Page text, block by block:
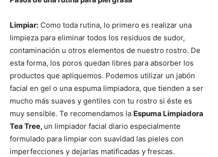
Limpiar: Como toda rutina, lo primero es realizar una
limpieza para eliminar todos los residuos de sudor,
contaminación u otros elementos de nuestro rostro. De
esta forma, los poros quedan libres para absorber los
productos que apliquemos. Podemos utilizar un jabón
facial en gel o una espuma limpiadora, que tienden a ser
mucho más suaves y gentiles con tu rostro si éste es
muy sensible. Te recomendamos la Espuma Limpiadora
Tea Tree, un limpiador facial diario especialmente
formulado para limpiar con suavidad las pieles con
imperfecciones y dejarlas matificadas y frescas.